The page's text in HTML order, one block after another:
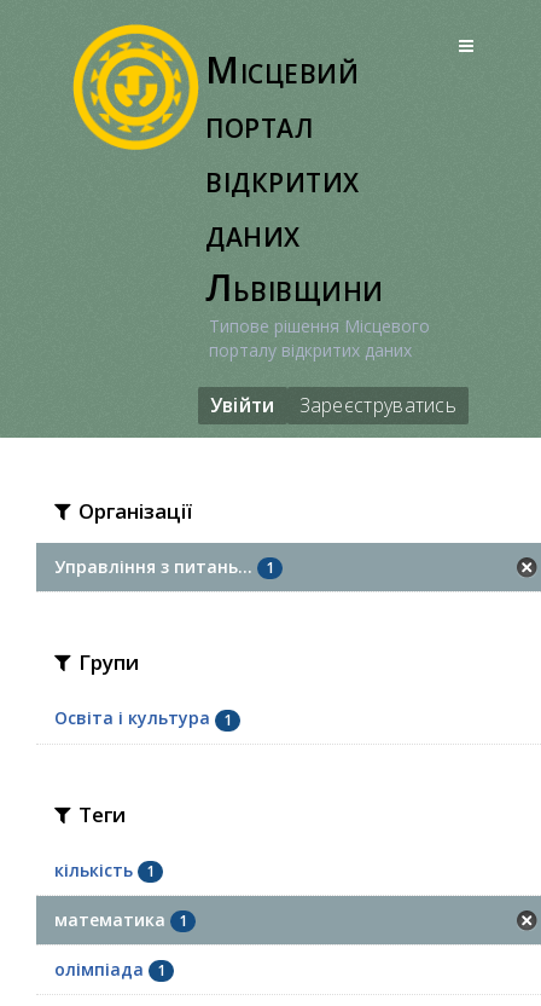
Місцевий
портал
відкритих
даних
Львівщини
Типове рішення Місцевого
порталу відкритих даних
Увійти Зареєструватись
Організації
Управління з питань... 1
Групи
Освіта і культура 1
Теги
кількість 1
математика 1
олімпіада 1